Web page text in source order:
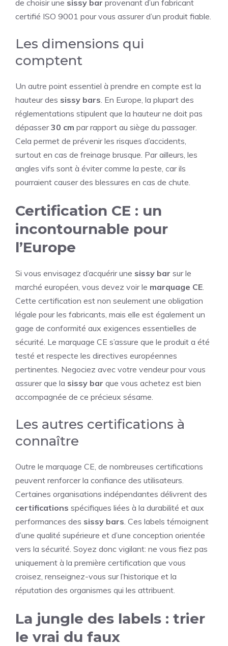
de choisir une sissy bar provenant d’un fabricant
certifié ISO 9001 pour vous assurer d’un produit fiable.
Les dimensions qui
comptent
Un autre point essentiel à prendre en compte est la
hauteur des sissy bars . En Europe, la plupart des
réglementations stipulent que la hauteur ne doit pas
dépasser30 cm par rapport au siège du passager.
Cela permet de prévenir les risques d’accidents,
surtout en cas de freinage brusque. Par ailleurs, les
angles vifs sont à éviter comme la peste, car ils
pourraient causer des blessures en cas de chute.
Certification CE : un
incontournable pour
l’Europe
Si vous envisagez d’acquérir une sissy bar sur le
marché européen, vous devez voir le marquage CE
Cette certification est non seulement une obligation
légale pour les fabricants, mais elle est également un
gage de conformité aux exigences essentielles de
sécurité. Le marquage CE s’assure que le produit a été
testé et respecte les directives européennes
pertinentes. Negociez avec votre vendeur pour vous
assurer que la sissy bar que vous achetez est bien
accompagnée de ce précieux sésame.
Les autres certifications à
connaître
Outre le marquage CE, de nombreuses certifications
peuvent renforcer la confiance des utilisateurs.
Certaines organisations indépendantes délivrent des
certifications spécifiques liées à la durabilité et aux
performances des sissy bars . Ces labels témoignent
d’une qualité supérieure et d’une conception orientée
vers la sécurité. Soyez donc vigilant: ne vous fiez pas
uniquement à la première certification que vous
croisez, renseignez-vous sur l’historique et la
réputation des organismes qui les attribuent.
La jungle des labels : trier
le vrai du faux